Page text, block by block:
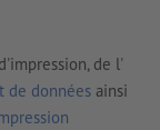
de l'
de données ainsi